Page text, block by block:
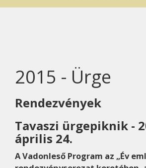
2015 - Ürge
Rendezvények
Tavaszi ürgepiknik -
április 24.
A Vadonleső Program az „Év